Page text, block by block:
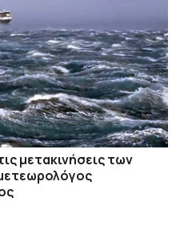
μετακινήσεις των